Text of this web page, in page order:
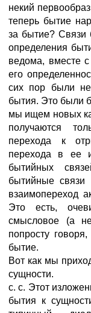
некий
теперь бытие
за бытие? Связи
определения
ведома, вместе
его
сих пор были
бытия. Это были
мы ищем новых
получаются
перехода к
перехода в ее
бытийных
бытийные
взаимопереход
Это есть,
смысловое (а
попросту
бытие.
Вот как мы
сущности.
c. c. Этот
бытия к